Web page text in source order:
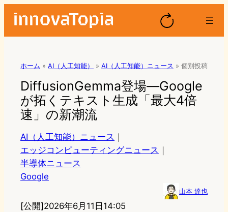
ホーム » AI（人工知能） » AI（人工知能）ニュース » 個別投稿
DiffusionGemma登場—Google
が拓くテキスト生成「最大4倍
速」の新潮流
AI（人工知能）ニュース ｜
エッジコンピューティングニュース ｜
半導体ニュース
Google
山本 達也
[公開]2026年6月11日14:05